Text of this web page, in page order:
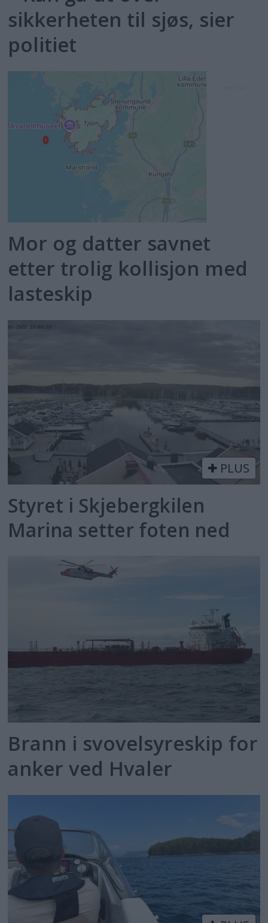
sikkerheten til sjøs, sier
politiet
Mor og datter savnet
etter trolig kollisjon med
lasteskip
PLUS
Styret i Skjebergkilen
Marina setter foten ned
Brann i svovelsyreskip for
anker ved Hvaler